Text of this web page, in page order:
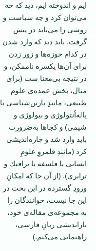
ایم و اندوخته ایم، دید كه چه
می‌توان كرد و چه سیاست و
روشی را می‌باید در پیش
گرفت. باید دید كه وارد شدن
در كدام حوزه‌ها و زور زدن
برای آن‌ها یكسره ناممكن، و
در نتیجه بی‌معنا ست (برای
مثال، بخش عمده‌ی علوم
طبیعی، مانندِِ پارین‌شناسی یا
پاله‌اُنتولوژی و بیولوژی و
شیمی) و كجاها به‌ضرورت
باید وارد شد و چاره‌اندیشی
كرد (مانندِ قلمروِ علومِ
انسانی یا فلسفه یا ترافیك و
ترابری). (از آن جا كه امكانِ
ورودِ گسترده در این بحث در
این جا نیست، خوانندگان را
به مجموعه‌ی مقاله‌ی خود،
بازاندیشی زبانِ فارسی،
راهنمایی می‌كنم.)